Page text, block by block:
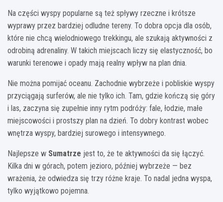
Na części wyspy popularne są też spływy rzeczne i krótsze
wyprawy przez bardziej odludne tereny. To dobra opcja dla osób,
które nie chcą wielodniowego trekkingu, ale szukają aktywności z
odrobiną adrenaliny. W takich miejscach liczy się elastyczność, bo
warunki terenowe i opady mają realny wpływ na plan dnia.
Nie można pomijać oceanu. Zachodnie wybrzeże i pobliskie wyspy
przyciągają surferów, ale nie tylko ich. Tam, gdzie kończą się góry
i las, zaczyna się zupełnie inny rytm podróży: fale, łodzie, małe
miejscowości i prostszy plan na dzień. To dobry kontrast wobec
wnętrza wyspy, bardziej surowego i intensywnego.
Najlepsze w Sumatrze jest to, że te aktywności da się łączyć.
Kilka dni w górach, potem jezioro, później wybrzeże — bez
wrażenia, że odwiedza się trzy różne kraje. To nadal jedna wyspa,
tylko wyjątkowo pojemna.